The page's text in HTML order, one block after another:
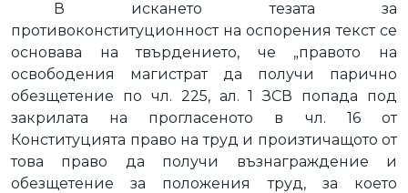
В искането тезата за
противоконституционност на оспорения текст се
основава на твърдението, че „правото на
освободения магистрат да получи парично
обезщетение по чл. 225, ал. 1 ЗСВ попада под
закрилата на прогласеното в чл. 16 от
Конституцията право на труд и произтичащото от
това право да получи възнаграждение и
обезщетение за положения труд, за което